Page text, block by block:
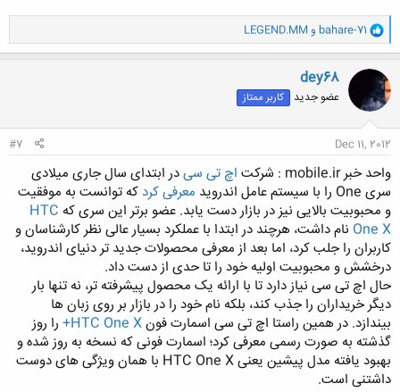
و
ا
ک
ن
ه
ا
bahare-71 وLEGEND.MM
dey68
عضو جدید کاربر ممتاز
Dec 11, 2012
#7
واحد خبر mobile.ir : شرکت اچ تی سیدر ابتدای سال جاری میلادی
سری One را با سیستم عامل اندروید
معرفی کرد که توانست به موفقیت
و محبوبیت بالایی نیز در بازار دست یابد. عضو برتر این سری که HTC
One X نام داشت، هرچند در ابتدا با عملکرد بسیار عالی نظر کارشناسان و
کاربران را جلب کرد، اما بعد از معرفی محصولات جدید تر دنیای اندروید،
درخشش و محبوبیت اولیه خود را تا حدی از دست داد.
حال اچ تی سی نیاز دارد تا با ارائه یک محصول پیشرفته تر، نه تنها بار
دیگر خریداران را جذب کند، بلکه نام خود را در بازار بر روی زبان ها
بیندازد. در همین راستا اچ تی سی اسمارت فونHTC One X+ را روز
گذشته به صورت رسمی معرفی کرد؛ اسمارت فونی که نسخه به روز شده و
بهبود یافته مدل پیشین یعنی HTC One X با همان ویژگی های دوست
داشتنی است.